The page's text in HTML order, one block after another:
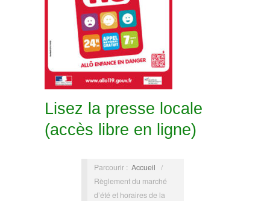
Lisez la presse locale
(accès libre en ligne)
Parcourir : Accueil /
Règlement du marché
d’été et horaires de la